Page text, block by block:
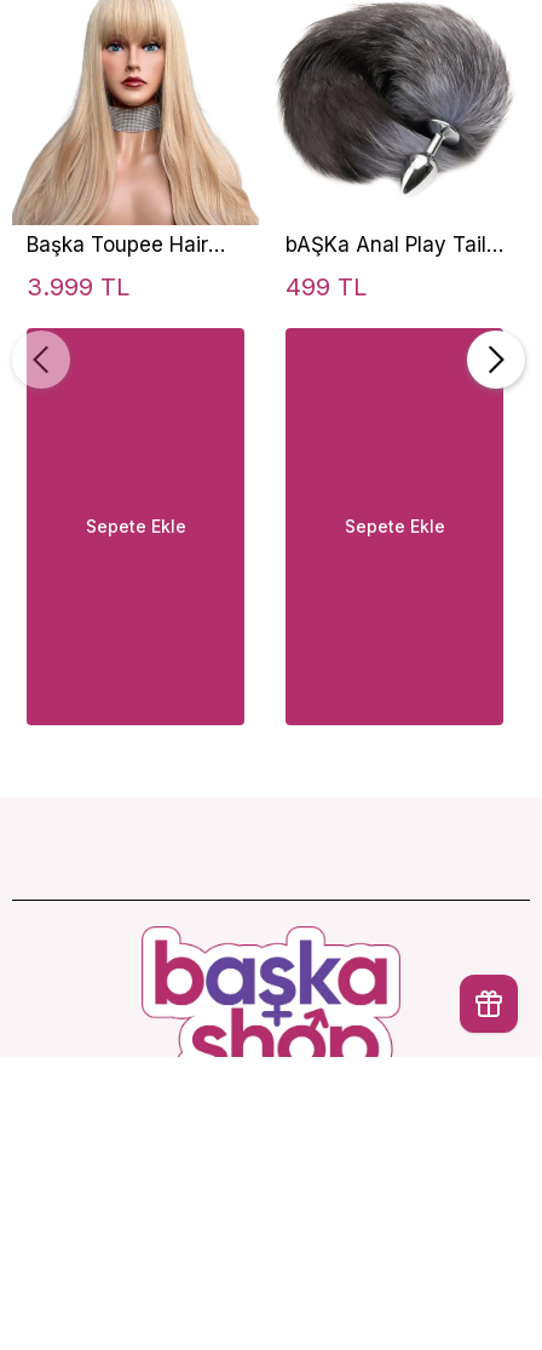
Başka Toupee Hair
Kanekalon Fiber Orta
Perçemli Peruk
3.999 TL
Sepete Ekle
bAŞKa Anal Play Tail
Butt Small Metal
Gray
499 TL
Sepete Ekle